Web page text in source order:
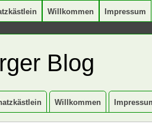
Willkommen Impressum
Blog
Willkommen